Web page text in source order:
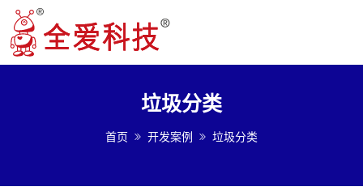
垃圾分类
首页 开发案例 垃圾分类